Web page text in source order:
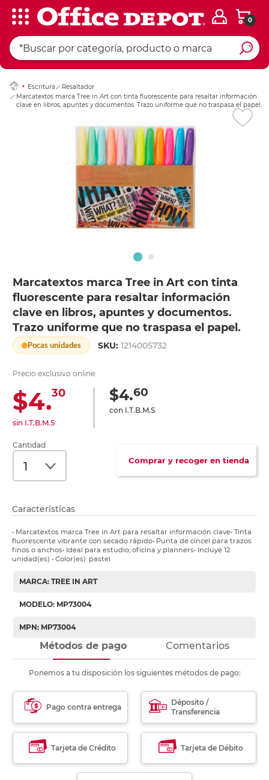
0
Escritura
Resaltador
Marcatextos marca Tree in Art con tinta fluorescente para resaltar información
clave en libros, apuntes y documentos. Trazo uniforme que no traspasa el papel.
Marcatextos marca Tree in Art con tinta
fluorescente para resaltar información
clave en libros, apuntes y documentos.
Trazo uniforme que no traspasa el papel.
Pocas unidades SKU:1214005732
Precio exclusivo online:
$4.30
sin I.T.B.M.S
$4.60
con I.T.B.M.S
Cantidad
Comprar y recoger en tienda
Ingresar Codigo
Características
• Marcatextos marca Tree in Art para resaltar información clave• Tinta
fluorescente vibrante con secado rápido• Punta de cincel para trazos
finos o anchos• Ideal para estudio, oficina y planners• Incluye 12
unidad(es) • Color(es): pastel
MARCA: TREE IN ART
MODELO: MP73004
MPN: MP73004
Métodos de pago Comentarios
Ponemos a tu disposición los siguientes métodos de pago:
Pago contra entrega
Déposito /
Transferencia
Tarjeta de Crédito Tarjeta de Débito